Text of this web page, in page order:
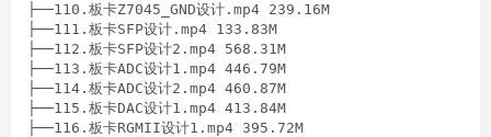
├──110.板卡Z7045_GND设计.mp4 239.16M
├──111.板卡SFP设计.mp4 133.83M
├──112.板卡SFP设计2.mp4 568.31M
├──113.板卡ADC设计1.mp4 446.79M
├──114.板卡ADC设计2.mp4 460.87M
├──115.板卡DAC设计1.mp4 413.84M
├──116.板卡RGMII设计1.mp4 395.72M